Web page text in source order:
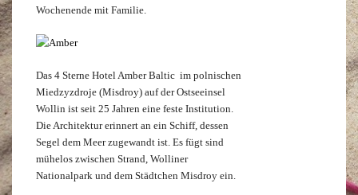
Wochenende mit Familie.
Das 4 Sterne Hotel Amber Baltic im polnischen
Miedzyzdroje (Misdroy) auf der Ostseeinsel
Wollin ist seit 25 Jahren eine feste Institution.
Die Architektur erinnert an ein Schiff, dessen
Segel dem Meer zugewandt ist. Es fügt sind
mühelos zwischen Strand, Wolliner
Nationalpark und dem Städtchen Misdroy ein.